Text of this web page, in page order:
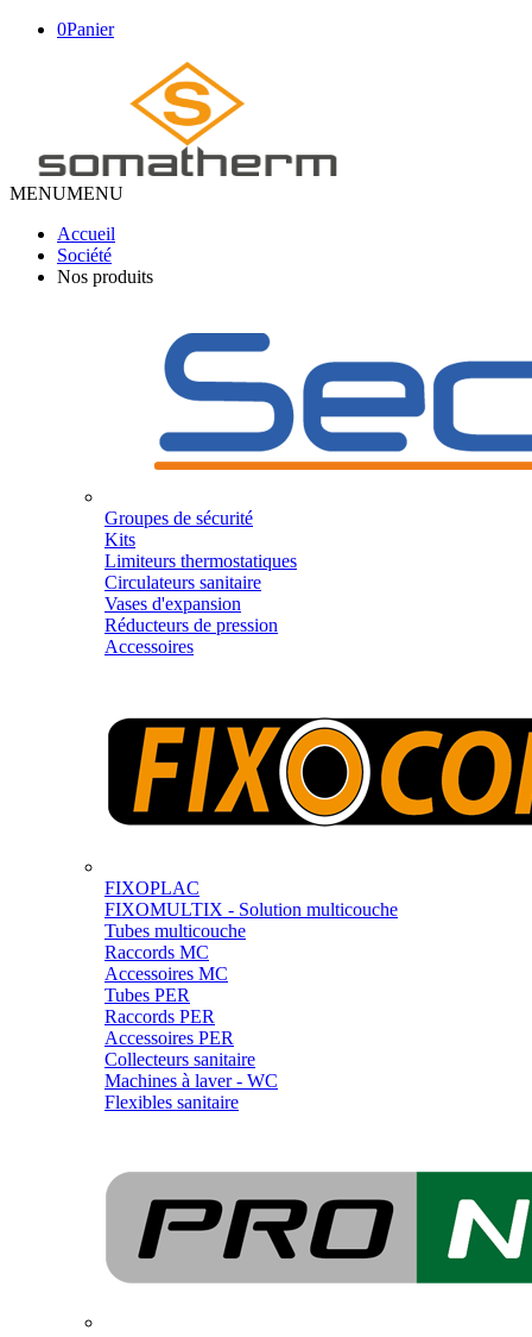
0Panier
MENUMENU
Accueil
Société
Nos produits
Groupes de sécurité
Kits
Limiteurs thermostatiques
Circulateurs sanitaire
Vases d'expansion
Réducteurs de pression
Accessoires
FIXOPLAC
FIXOMULTIX - Solution multicouche
Tubes multicouche
Raccords MC
Accessoires MC
Tubes PER
Raccords PER
Accessoires PER
Collecteurs sanitaire
Machines à laver - WC
Flexibles sanitaire